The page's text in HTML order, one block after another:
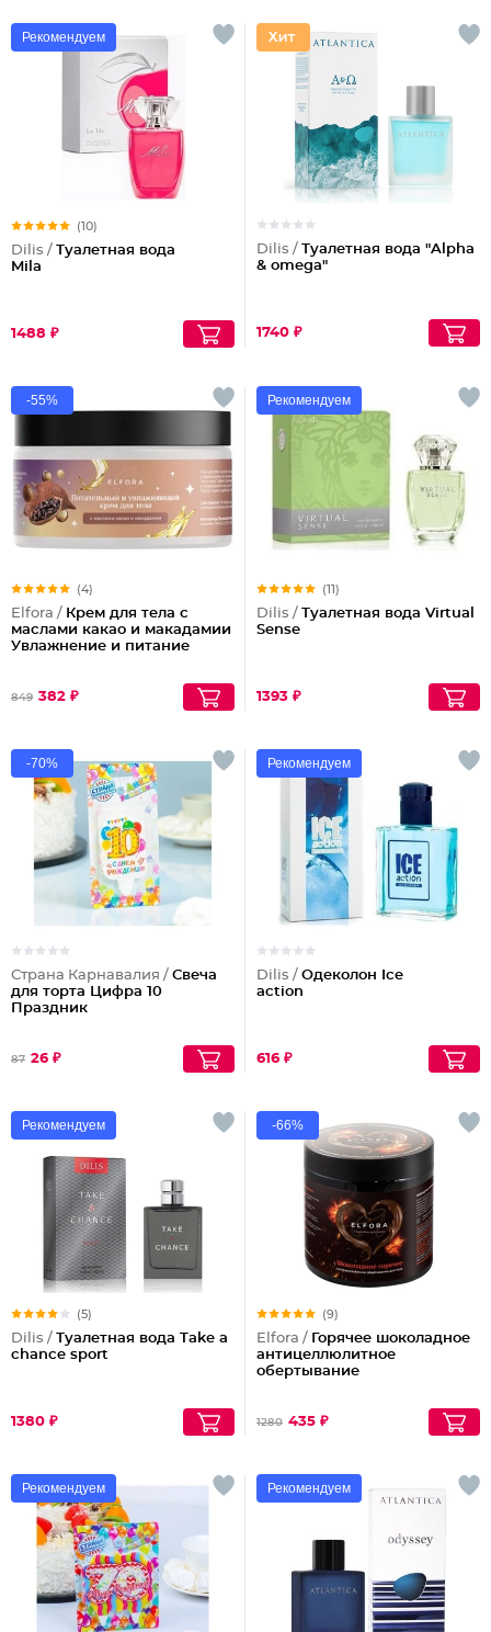
Рекомендуем
(10)
Dilis / Туалетная вода
Mila
1488 ₽
Dilis / Туалетная вода "Alpha
& omega"
1740 ₽
-55%
(4)
Elfora / Крем для тела с
маслами какао и макадамии
Увлажнение и питание
849 382 ₽
Рекомендуем
(11)
Dilis / Туалетная вода Virtual
Sense
1393 ₽
-70%
Страна Карнавалия / Свеча
для торта Цифра 10
Праздник
87 26 ₽
Рекомендуем
Dilis / Одеколон Ice
action
616 ₽
Рекомендуем
(5)
Dilis / Туалетная вода Take a
chance sport
1380 ₽
-66%
(9)
Elfora / Горячее шоколадное
антицеллюлитное
обертывание
1280 435 ₽
Рекомендуем Рекомендуем